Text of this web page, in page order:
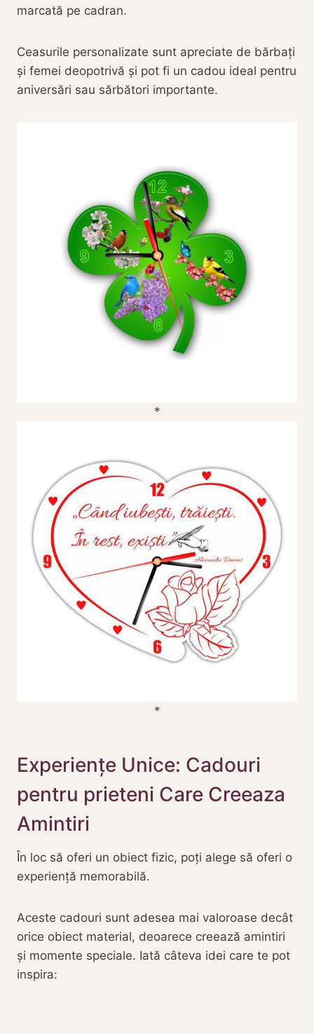
marcată pe cadran.
Ceasurile personalizate sunt apreciate de bărbați
și femei deopotrivă și pot fi un cadou ideal pentru
aniversări sau sărbători importante.
Experiențe Unice: Cadouri
pentru prieteni Care Creeaza
Amintiri
În loc să oferi un obiect fizic, poți alege să oferi o
experiență memorabilă.
Aceste cadouri sunt adesea mai valoroase decât
orice obiect material, deoarece creează amintiri
și momente speciale. Iată câteva idei care te pot
inspira: